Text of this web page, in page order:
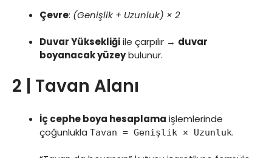
Çevre: (Genişlik + Uzunluk) × 2
Duvar Yüksekliğiile çarpılır → duvar
boyanacak yüzeybulunur.
2 | Tavan Alanı
İç cephe boya hesaplama işlemlerinde
çoğunlukla Tavan = Genişlik × Uzunluk.